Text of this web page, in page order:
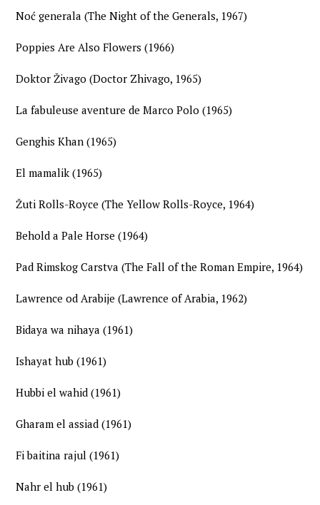
Noć generala (The Night of the Generals, 1967)
Poppies Are Also Flowers (1966)
Doktor Živago (Doctor Zhivago, 1965)
La fabuleuse aventure de Marco Polo (1965)
Genghis Khan (1965)
El mamalik (1965)
Žuti Rolls-Royce (The Yellow Rolls-Royce, 1964)
Behold a Pale Horse (1964)
Pad Rimskog Carstva (The Fall of the Roman Empire, 1964)
Lawrence od Arabije (Lawrence of Arabia, 1962)
Bidaya wa nihaya (1961)
Ishayat hub (1961)
Hubbi el wahid (1961)
Gharam el assiad (1961)
Fi baitina rajul (1961)
Nahr el hub (1961)